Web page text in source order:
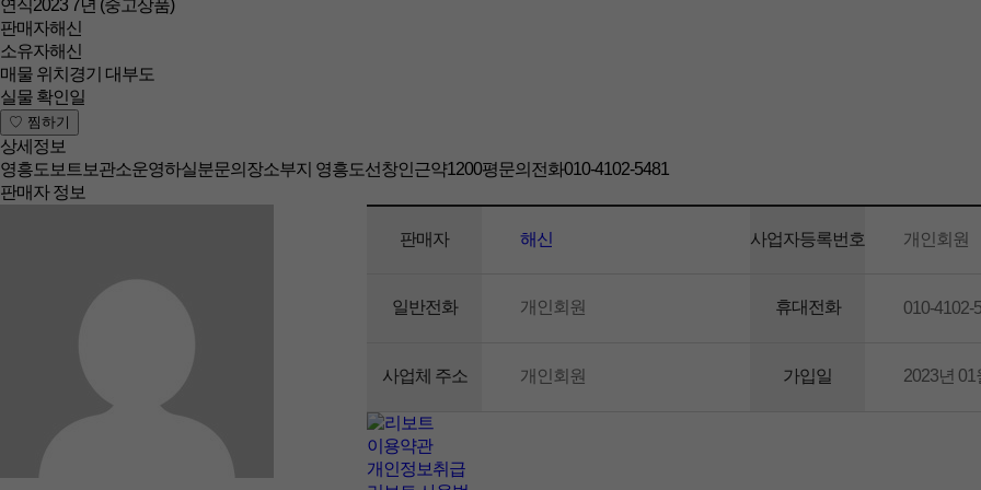
연식2023 7년 (중고상품)
판매자해신
소유자해신
매물 위치 경기 대부도
실물 확인일
상세정보
영흥도보트보관소운영하실분문의장소부지 영흥도선창인근약1200평문의전화010-4102-5481
판매자 정보
판매자 해신 사업자등록번호 개인회원
일반전화 개인회원 휴대전화 010-4102-
사업체 주소 개인회원 가입일 2023년 01
이용약관
개인정보취급